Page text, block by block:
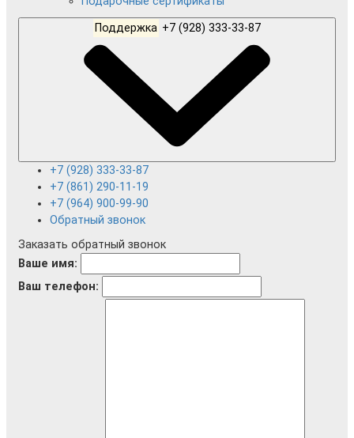
Поддержка
+7 (928) 333-33-87
+7 (861) 290-11-19
+7 (964) 900-99-90
Обратный звонок
Заказать обратный звонок
Ваше имя:
Ваш телефон: